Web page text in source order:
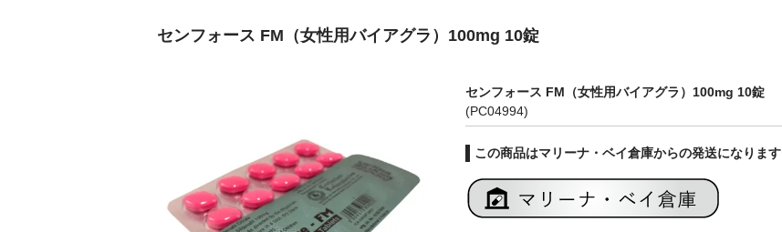
センフォース FM（女性用バイアグラ）100mg 10錠
センフォース FM（女性用バイアグラ）100mg 10錠
(PC04994)
この商品はマリーナ・ベイ倉庫からの発送になります